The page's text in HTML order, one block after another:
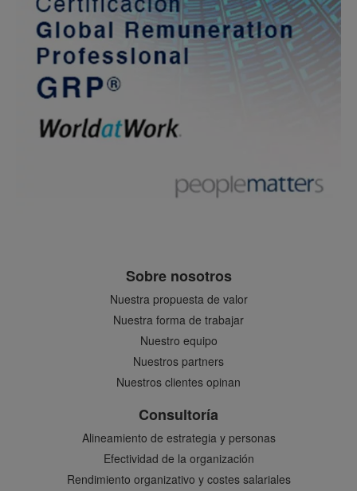
Sobre nosotros
Nuestra propuesta de valor
Nuestra forma de trabajar
Nuestro equipo
Nuestros partners
Nuestros clientes opinan
Consultoría
Alineamiento de estrategia y personas
Efectividad de la organización
Rendimiento organizativo y costes salariales